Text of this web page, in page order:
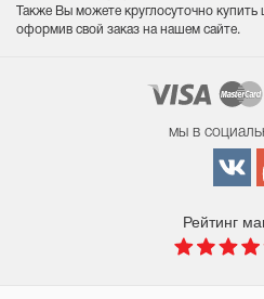
Также Вы можете круглосуточно
оформив свой заказ на нашем сайте.
мы в
Рейтинг